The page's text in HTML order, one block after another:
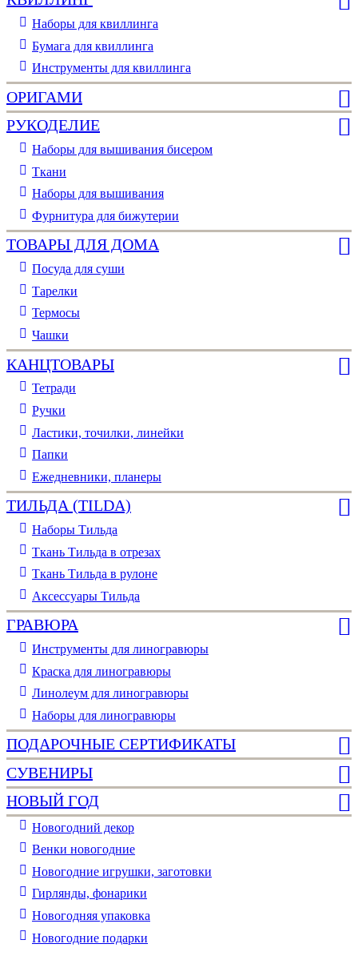
Наборы для квиллинга
Бумага для квиллинга
Инструменты для квиллинга
ОРИГАМИ
РУКОДЕЛИЕ
Наборы для вышивания бисером
Ткани
Наборы для вышивания
Фурнитура для бижутерии
ТОВАРЫ ДЛЯ ДОМА
Посуда для суши
Тарелки
Термосы
Чашки
КАНЦТОВАРЫ
Тетради
Ручки
Ластики, точилки, линейки
Папки
Ежедневники, планеры
ТИЛЬДА (TILDA)
Наборы Тильда
Ткань Тильда в отрезах
Ткань Тильда в рулоне
Аксессуары Тильда
ГРАВЮРА
Инструменты для линогравюры
Краска для линогравюры
Линолеум для линогравюры
Наборы для линогравюры
ПОДАРОЧНЫЕ СЕРТИФИКАТЫ
СУВЕНИРЫ
НОВЫЙ ГОД
Новогодний декор
Венки новогодние
Новогодние игрушки, заготовки
Гирлянды, фонарики
Новогодняя упаковка
Новогодние подарки